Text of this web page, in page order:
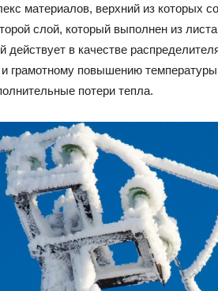
материалов, верхний из которых
слой, который выполнен из
действует в качестве
грамотному повышению
потери тепла.